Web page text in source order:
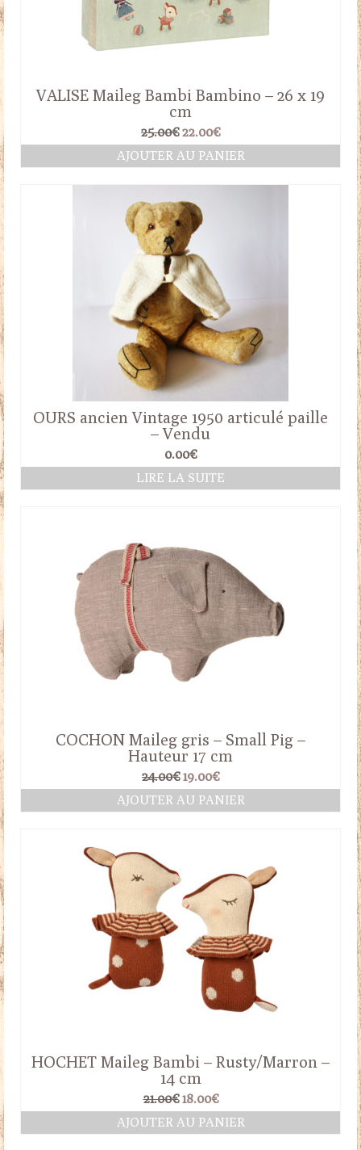
VALISE Maileg Bambi Bambino – 26 x 19
cm
25.00€ Le
prix
initial
22.00€Le
prix
actuel
AJOUTER AU PANIER
OURS ancien Vintage 1950 articulé paille
– Vendu
0.00€
LIRE LA SUITE
COCHON Maileg gris – Small Pig –
Hauteur 17 cm
24.00€ Le
prix
initial
19.00€Le
prix
actuel
AJOUTER AU PANIER
HOCHET Maileg Bambi – Rusty/Marron –
14 cm
21.00€ Le
prix
initial
18.00€Le
prix
actuel
AJOUTER AU PANIER